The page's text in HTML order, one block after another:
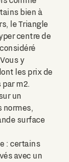
bien à
le Triangle
centre de
y
les prix de
m2.
un
normes,
surface
: certains
avec un